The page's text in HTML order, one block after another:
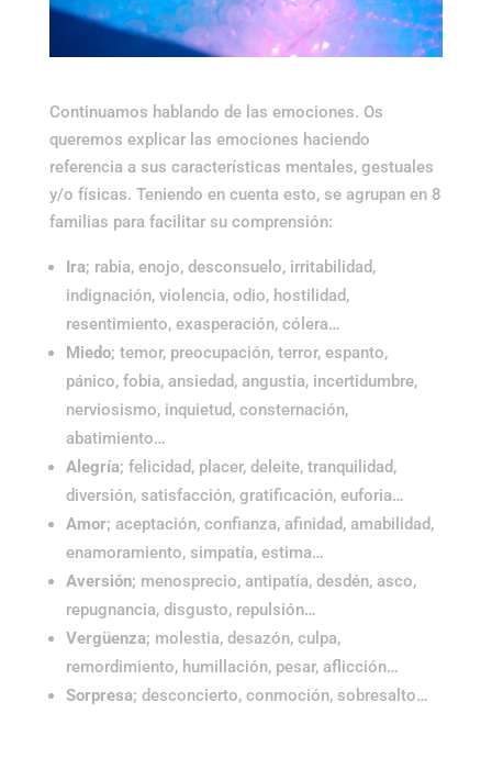
Continuamos hablando de las emociones. Os
queremos explicar las emociones haciendo
referencia a sus características mentales, gestuales
y/o físicas. Teniendo en cuenta esto, se agrupan en 8
familias para facilitar su comprensión:
Ira; rabia, enojo, desconsuelo, irritabilidad,
indignación, violencia, odio, hostilidad,
resentimiento, exasperación, cólera…
Miedo; temor, preocupación, terror, espanto,
pánico, fobia, ansiedad, angustia, incertidumbre,
nerviosismo, inquietud, consternación,
abatimiento…
Alegría; felicidad, placer, deleite, tranquilidad,
diversión, satisfacción, gratificación, euforia…
Amor; aceptación, confianza, afinidad, amabilidad,
enamoramiento, simpatía, estima…
Aversión; menosprecio, antipatía, desdén, asco,
repugnancia, disgusto, repulsión…
Vergüenza; molestia, desazón, culpa,
remordimiento, humillación, pesar, aflicción…
Sorpresa; desconcierto, conmoción, sobresalto…